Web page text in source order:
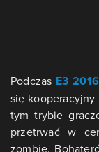
Podczas E3 2016
się
tym trybie
przetrwać w
zombie.